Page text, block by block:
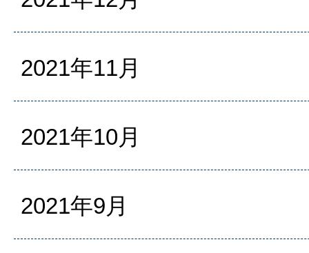
2021年11月
2021年10月
2021年9月